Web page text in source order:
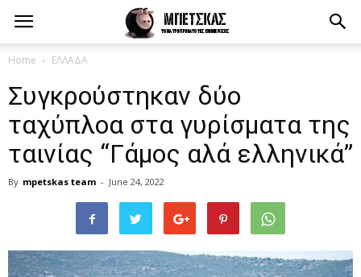
Home ΕΛΛΑΔΑ
Συγκρούστηκαν δύο
ταχύπλοα στα γυρίσματα της
ταινίας “Γάμος αλά ελληνικά”
By mpetskas team - June 24, 2022